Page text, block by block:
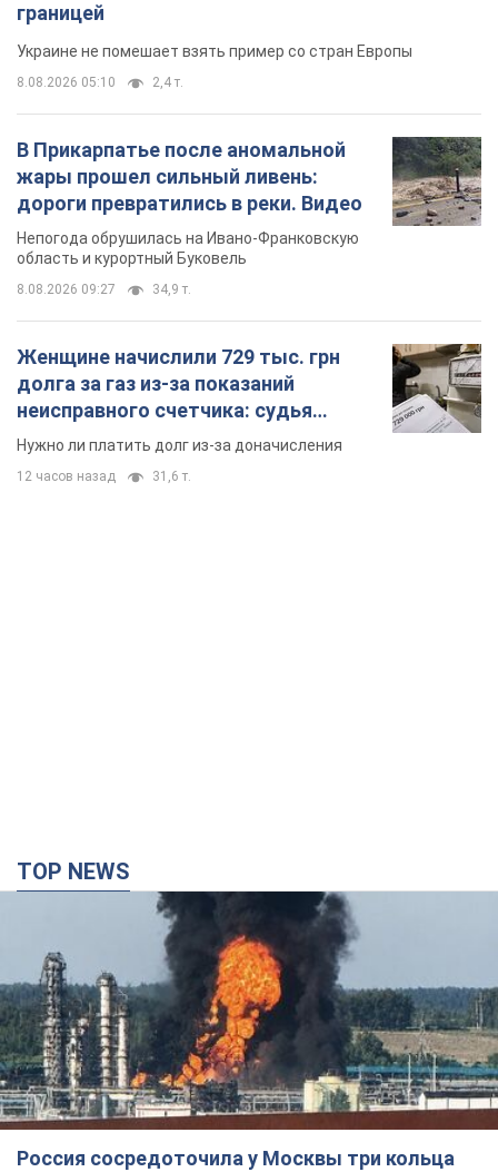
границей
Украине не помешает взять пример со стран Европы
8.08.2026 05:10 2,4 т.
В Прикарпатье после аномальной
жары прошел сильный ливень:
дороги превратились в реки. Видео
Непогода обрушилась на Ивано-Франковскую
область и курортный Буковель
8.08.2026 09:27 34,9 т.
Женщине начислили 729 тыс. грн
долга за газ из-за показаний
неисправного счетчика: судья
вынес неожиданное решение
Нужно ли платить долг из-за доначисления
12 часов назад 31,6 т.
TOP NEWS
Россия сосредоточила у Москвы три кольца